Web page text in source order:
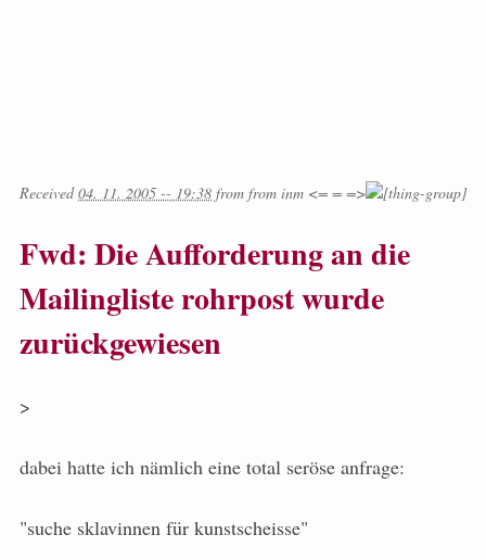
Received04. 11. 2005 -- 19:38 from from inm <= = =>
Fwd: Die Aufforderung an die
Mailingliste rohrpost wurde
zurückgewiesen
>
dabei hatte ich nämlich eine total seröse anfrage:
"suche sklavinnen für kunstscheisse"